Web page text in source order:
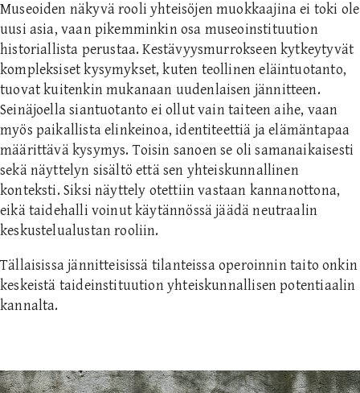
Museoiden näkyvä rooli yhteisöjen muokkaajina ei toki ole
uusi asia, vaan pikemminkin osa museoinstituution
historiallista perustaa. Kestävyysmurrokseen kytkeytyvät
kompleksiset kysymykset, kuten teollinen eläintuotanto,
tuovat kuitenkin mukanaan uudenlaisen jännitteen.
Seinäjoella siantuotanto ei ollut vain taiteen aihe, vaan
myös paikallista elinkeinoa, identiteettiä ja elämäntapaa
määrittävä kysymys. Toisin sanoen se oli samanaikaisesti
sekä näyttelyn sisältö että sen yhteiskunnallinen
konteksti. Siksi näyttely otettiin vastaan kannanottona,
eikä taidehalli voinut käytännössä jäädä neutraalin
keskustelualustan rooliin.
Tällaisissa jännitteisissä tilanteissa operoinnin taito onkin
keskeistä taideinstituution yhteiskunnallisen potentiaalin
kannalta.